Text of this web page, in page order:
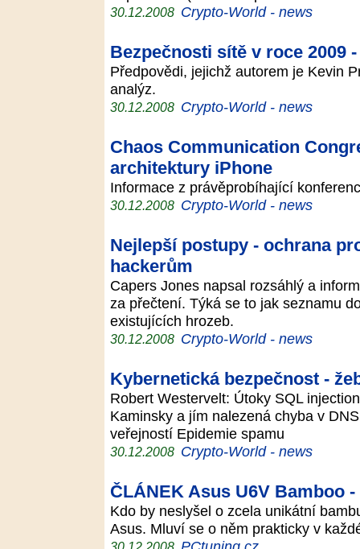
30.12.2008 Crypto-World - news
Bezpečnosti sítě v roce 2009
Předpovědi, jejichž autorem je Kevin
analýz.
30.12.2008 Crypto-World - news
Chaos Communication
architektury iPhone
Informace z právěprobíhající
30.12.2008 Crypto-World - news
Nejlepší postupy - ochrana
hackerům
Capers Jones napsal rozsáhlý a
za přečtení. Týká se to jak seznamu
existujících hrozeb.
30.12.2008 Crypto-World - news
Kybernetická bezpečnost -
Robert Westervelt: Útoky SQL
Kaminsky a jím nalezená chyba v
veřejností Epidemie spamu
30.12.2008 Crypto-World - news
ČLÁNEK Asus U6V Bamboo
Kdo by neslyšel o zcela unikátní
Asus. Mluví se o něm prakticky v